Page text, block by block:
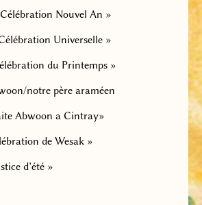
Nouvel An »
Universelle »
du Printemps »
notre père araméen
Abwoon a Cintray»
de Wesak »
d’été »